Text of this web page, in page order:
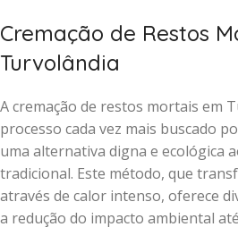
Cremação de Restos
Turvolândia
A cremação de restos mortais em
processo cada vez mais buscado
uma alternativa digna e ecológica
tradicional. Este método, que
através de calor intenso, oferece
a redução do impacto ambiental